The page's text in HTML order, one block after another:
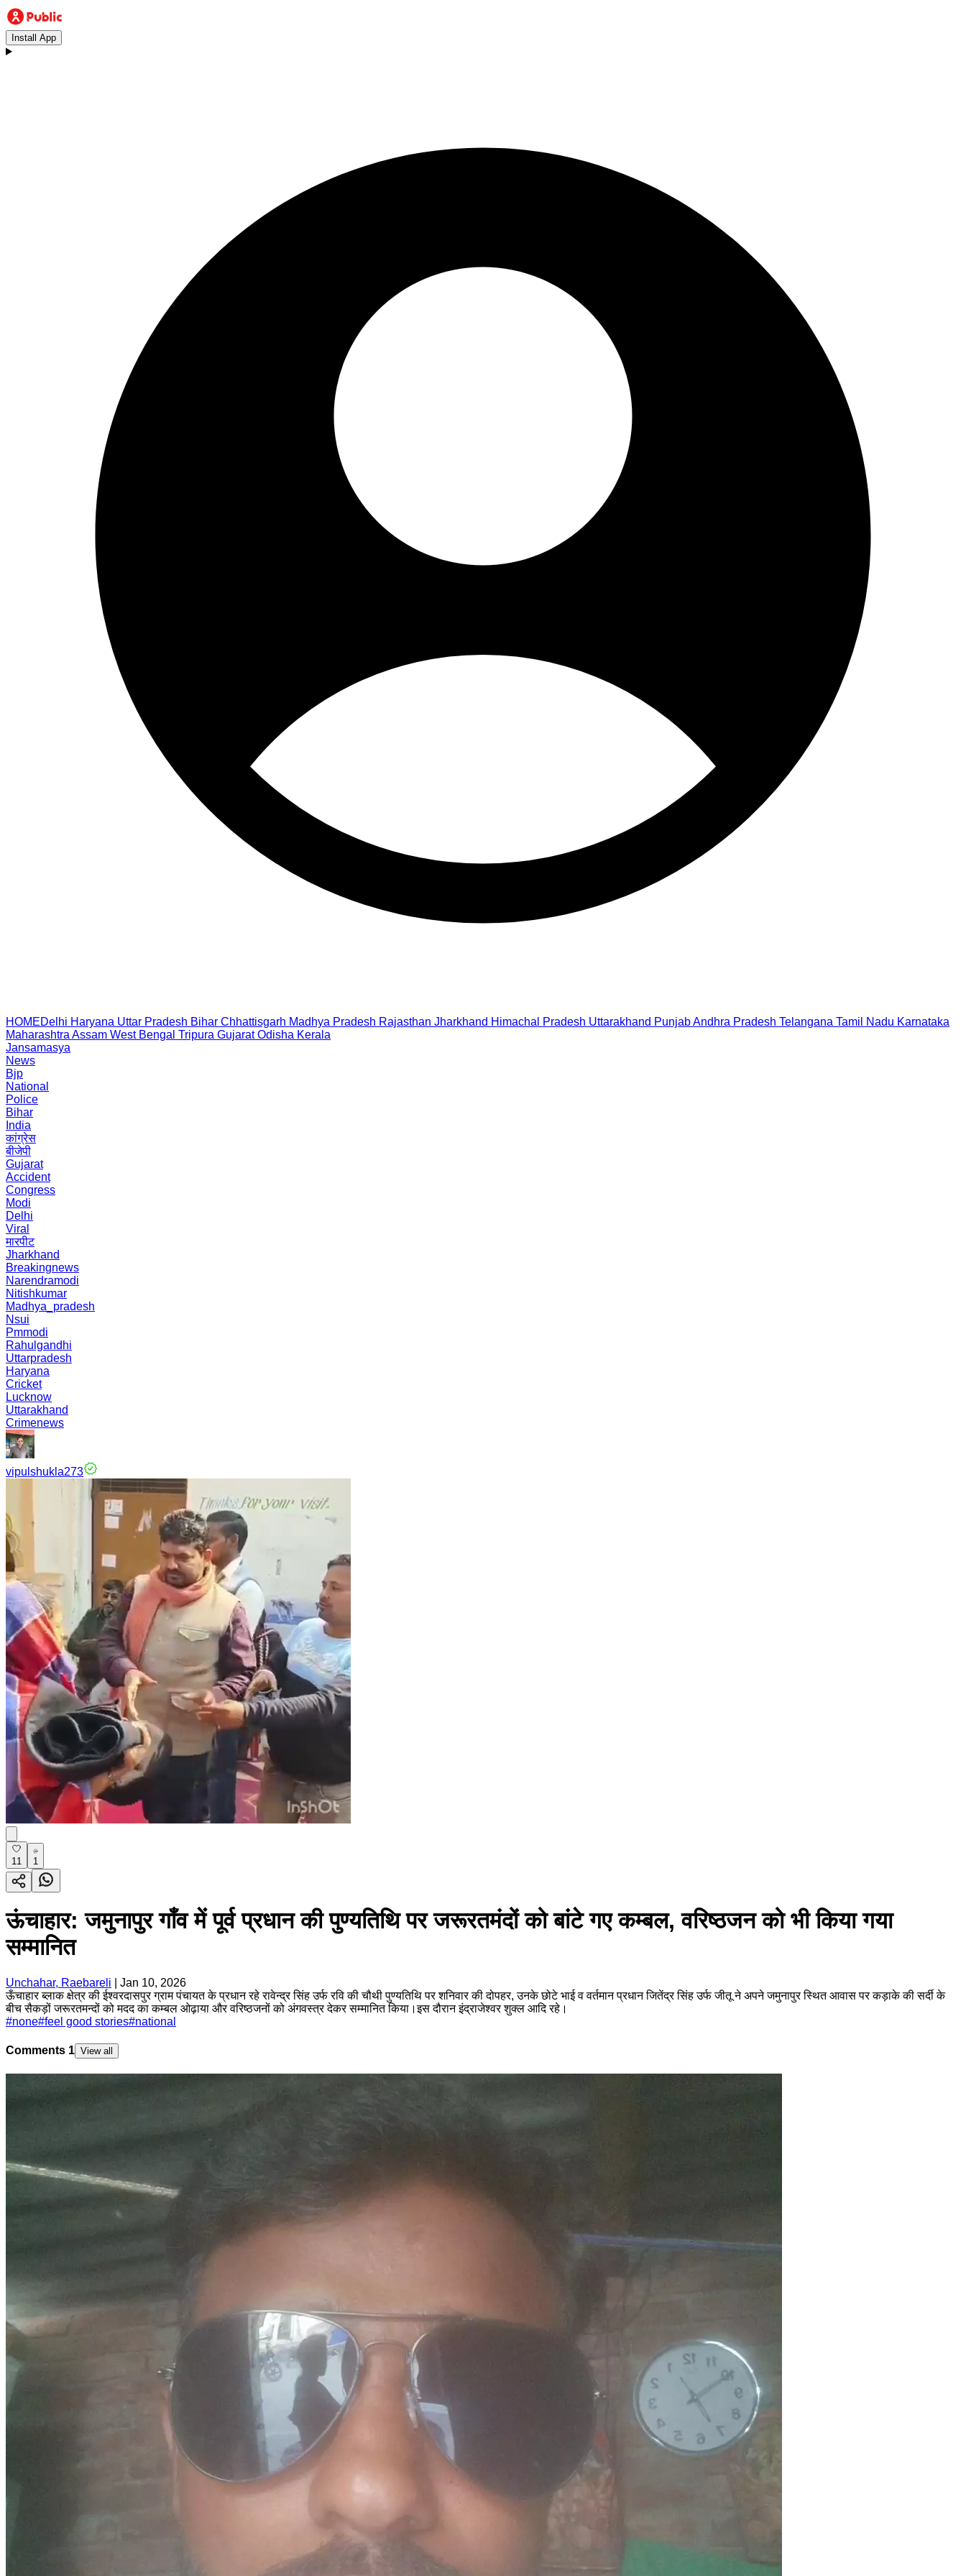
Install App
HOMEDelhi Haryana Uttar Pradesh Bihar Chhattisgarh Madhya Pradesh Rajasthan Jharkhand Himachal Pradesh Uttarakhand PunjabAndhra Pradesh Telangana Tamil Nadu Karnataka
Maharashtra Assam West Bengal Tripura Gujarat Odisha Kerala
Jansamasya
News
Bjp
National
Police
Bihar
India
कांग्रेस
बीजेपी
Gujarat
Accident
Congress
Modi
Delhi
Viral
मारपीट
Jharkhand
Breakingnews
Narendramodi
Nitishkumar
Madhya_pradesh
Nsui
Pmmodi
Rahulgandhi
Uttarpradesh
Haryana
Cricket
Lucknow
Uttarakhand
Crimenews
vipulshukla273
11 1
ऊंचाहार: जमुनापुर गाँव में पूर्व प्रधान की पुण्यतिथि पर जरूरतमंदों को बांटे गए कम्बल, वरिष्ठजन को भी किया गया
सम्मानित
Unchahar, Raebareli
Jan 10, 2026
ऊँचाहार ब्लाक क्षेत्र की ईश्वरदासपुर ग्राम पंचायत के प्रधान रहे रावेन्द्र सिंह उर्फ रवि की चौथी पुण्यतिथि पर शनिवार की दोपहर, उनके छोटे भाई व वर्तमान प्रधान जितेंद्र सिंह उर्फ जीतू ने अपने जमुनापुर स्थित आवास पर कड़ाके की सर्दी के
बीच सैकड़ों जरूरतमन्दों को मदद का कम्बल ओढ़ाया और वरिष्ठजनों को अंगवस्त्र देकर सम्मानित किया।इस दौरान इंद्राजेश्वर शुक्ल आदि रहे।
#none#feel good stories#national
Comments 1 View all